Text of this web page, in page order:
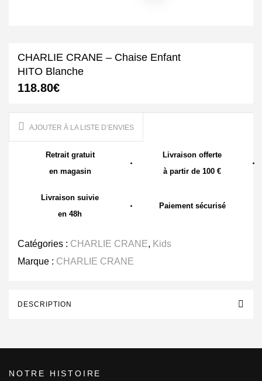
CHARLIE CRANE – Chaise Enfant
HITO Blanche
118.80€
AJOUTER À LA LISTE D’ENVIES
Retrait gratuit
en magasin
Livraison offerte
à partir de 100 €
Livraison suivie
en 48h
Paiement sécurisé
Catégories : CHARLIE CRANE, Kids
Marque : CHARLIE CRANE
DESCRIPTION
NOTRE HISTOIRE